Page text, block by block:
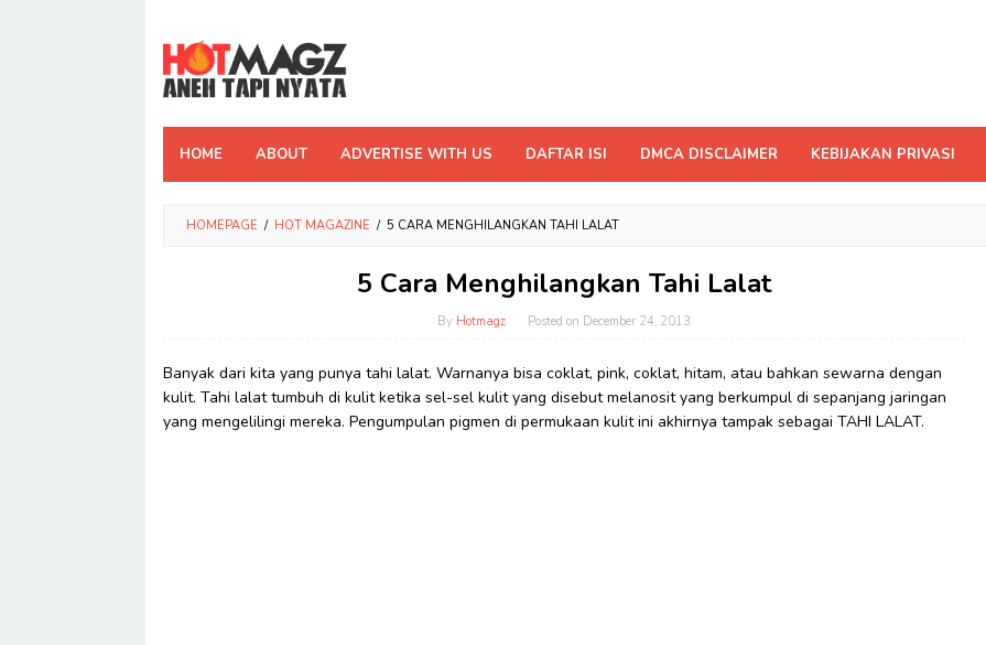
content
HOME ABOUT ADVERTISE WITH US DAFTAR ISI DMCA DISCLAIMER KEBIJAKAN PRIVASI
HOMEPAGE / HOT MAGAZINE / 5 CARA MENGHILANGKAN TAHI LALAT
5 Cara Menghilangkan Tahi Lalat
By Hotmagz Posted on December 24, 2013
Banyak dari kita yang punya tahi lalat. Warnanya bisa coklat, pink, coklat, hitam, atau bahkan sewarna dengan
kulit. Tahi lalat tumbuh di kulit ketika sel-sel kulit yang disebut melanosit yang berkumpul di sepanjang jaringan
yang mengelilingi mereka. Pengumpulan pigmen di permukaan kulit ini akhirnya tampak sebagai TAHI LALAT.